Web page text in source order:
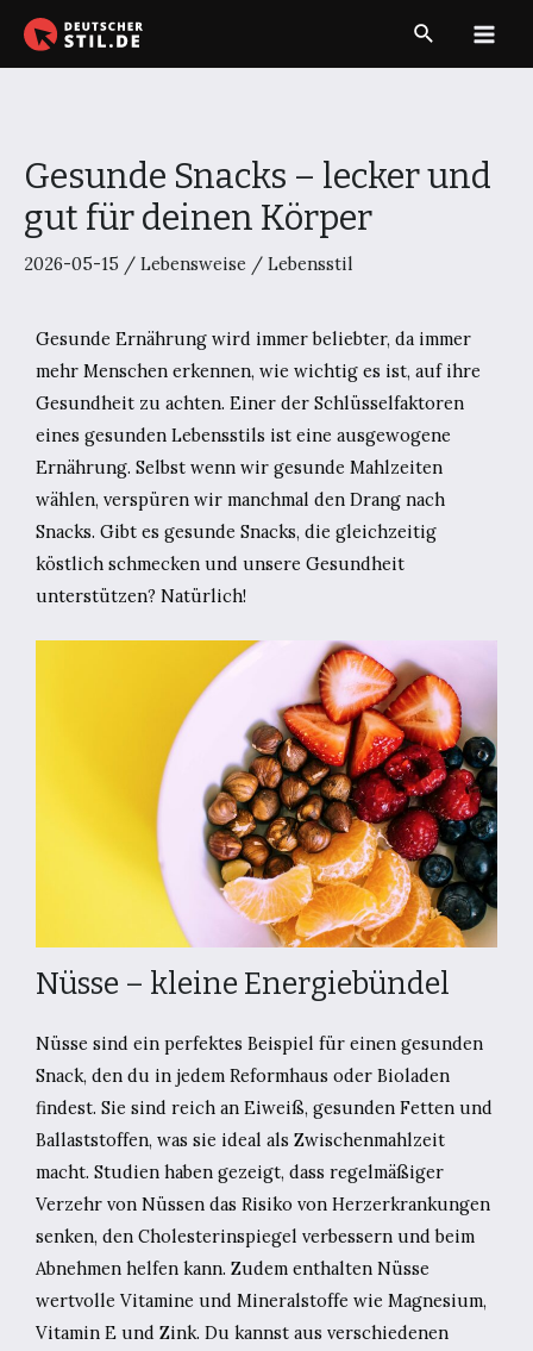
Zum
Inhalt
Suche
Gesunde Snacks – lecker und
gut für deinen Körper
2026-05-15 / Lebensweise / Lebensstil
Gesunde Ernährung wird immer beliebter, da immer
mehr Menschen erkennen, wie wichtig es ist, auf ihre
Gesundheit zu achten. Einer der Schlüsselfaktoren
eines gesunden Lebensstils ist eine ausgewogene
Ernährung. Selbst wenn wir gesunde Mahlzeiten
wählen, verspüren wir manchmal den Drang nach
Snacks. Gibt es gesunde Snacks, die gleichzeitig
köstlich schmecken und unsere Gesundheit
unterstützen? Natürlich!
Nüsse – kleine Energiebündel
Nüsse sind ein perfektes Beispiel für einen gesunden
Snack, den du in jedem Reformhaus oder Bioladen
findest. Sie sind reich an Eiweiß, gesunden Fetten und
Ballaststoffen, was sie ideal als Zwischenmahlzeit
macht. Studien haben gezeigt, dass regelmäßiger
Verzehr von Nüssen das Risiko von Herzerkrankungen
senken, den Cholesterinspiegel verbessern und beim
Abnehmen helfen kann. Zudem enthalten Nüsse
wertvolle Vitamine und Mineralstoffe wie Magnesium,
Vitamin E und Zink. Du kannst aus verschiedenen